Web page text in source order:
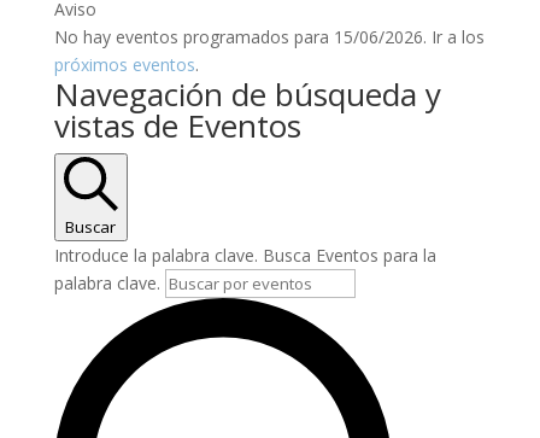
Aviso
No hay eventos programados para 15/06/2026. Ir a los
próximos eventos.
Navegación de búsqueda y
vistas de Eventos
Buscar
Introduce la palabra clave. Busca Eventos para la
palabra clave.